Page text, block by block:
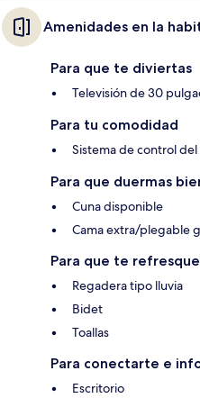
Amenidades en la
Para que te diviertas
Televisión de 30
Para tu comodidad
Sistema de control
Para que duermas
Cuna disponible
Cama extra/plegable
Para que te
Regadera tipo lluvia
Bidet
Toallas
Para conectarte e
Escritorio